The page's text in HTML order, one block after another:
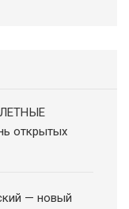
открытых
— новый